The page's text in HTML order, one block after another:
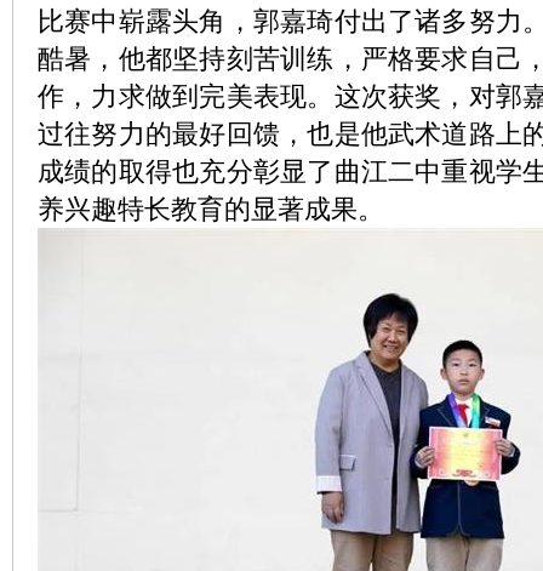
比赛中崭露头角，郭嘉琦付出了诸多努力
酷暑，他都坚持刻苦训练，严格要求自己
作，力求做到完美表现。这次获奖，对郭
过往努力的最好回馈，也是他武术道路上
成绩的取得也充分彰显了曲江二中重视学
养兴趣特长教育的显著成果。